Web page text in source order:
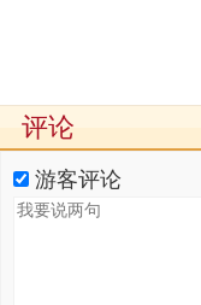
评论
游客评论